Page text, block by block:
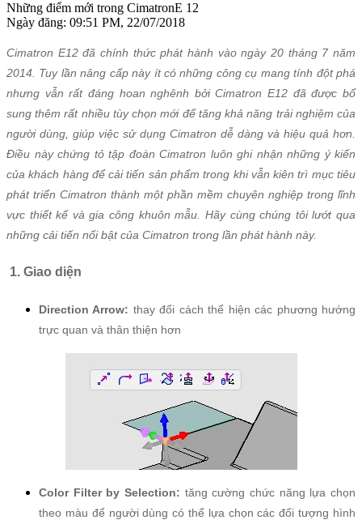
Những điểm mới trong CimatronE 12
Ngày đăng: 09:51 PM, 22/07/2018
Cimatron E12 đã chính thức phát hành vào ngày 20 tháng 7 năm
2014. Tuy lần nâng cấp này ít có những công cụ mang tính đột phá
nhưng vẫn rất đáng hoan nghênh bởi Cimatron E12 đã được bổ
sung thêm rất nhiều tùy chọn mới để tăng khả năng trải nghiệm của
người dùng, giúp việc sử dụng Cimatron dễ dàng và hiệu quả hơn.
Điều này chứng tỏ tập đoàn Cimatron luôn ghi nhận những ý kiến
của khách hàng để cải tiến sản phẩm trong khi vẫn kiên trì mục tiêu
phát triển Cimatron thành một phần mềm chuyên nghiệp trong lĩnh
vực thiết kế và gia công khuôn mẫu. Hãy cùng chúng tôi lướt qua
những cải tiến nổi bật của Cimatron trong lần phát hành này.
1. Giao diện
Direction Arrow: thay đổi cách thể hiện các phương hướng
trực quan và thân thiện hơn
Color Filter by Selection: tăng cường chức năng lựa chọn
theo màu để người dùng có thể lựa chọn các đối tượng hình